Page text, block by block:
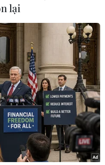
Tổng thống Mỹ
#Đảng xanh
lại